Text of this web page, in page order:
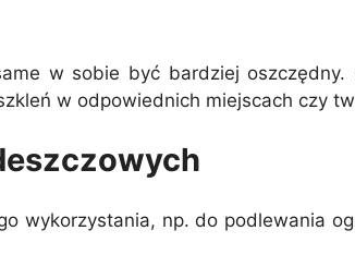
w sobie być bardziej
w odpowiednich miejscach czy
wykorzystania, np. do podlewania